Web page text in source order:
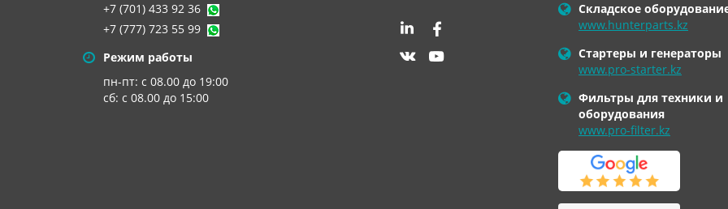
+7 (701) 433 92 36
+7 (777) 723 55 99
Режим работы
пн-пт: с 08.00 до 19:00
сб: с 08.00 до 15:00
Складское
www.hunterparts.kz
Стартеры и генераторы
www.pro-starter.kz
Фильтры для техники и
оборудования
www.pro-filter.kz